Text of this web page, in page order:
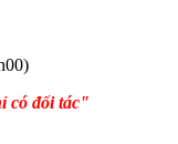
có đối tác"